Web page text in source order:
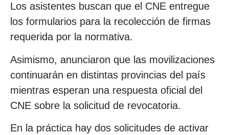
Los asistentes buscan que el CNE entregue
los formularios para la recolección de firmas
requerida por la normativa.
Asimismo, anunciaron que las movilizaciones
continuarán en distintas provincias del país
mientras esperan una respuesta oficial del
CNE sobre la solicitud de revocatoria.
En la práctica hay dos solicitudes de activar